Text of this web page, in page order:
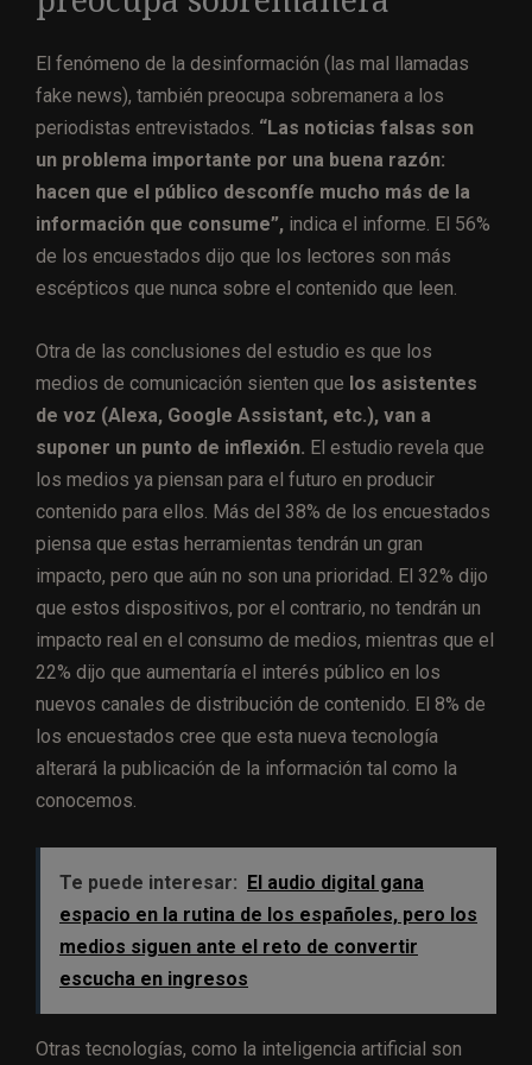
El fenómeno de la desinformación (las mal llamadas
fake news), también preocupa sobremanera a los
periodistas entrevistados. “Las noticias falsas son
un problema importante por una buena razón:
hacen que el público desconfíe mucho más de la
información que consume”, indica el informe. El 56%
de los encuestados dijo que los lectores son más
escépticos que nunca sobre el contenido que leen.
Otra de las conclusiones del estudio es que los
medios de comunicación sienten que los asistentes
de voz (Alexa, Google Assistant, etc.), van a
suponer un punto de inflexión. El estudio revela que
los medios ya piensan para el futuro en producir
contenido para ellos. Más del 38% de los encuestados
piensa que estas herramientas tendrán un gran
impacto, pero que aún no son una prioridad. El 32% dijo
que estos dispositivos, por el contrario, no tendrán un
impacto real en el consumo de medios, mientras que el
22% dijo que aumentaría el interés público en los
nuevos canales de distribución de contenido. El 8% de
los encuestados cree que esta nueva tecnología
alterará la publicación de la información tal como la
conocemos.
Te puede interesar: El audio digital gana
espacio en la rutina de los españoles, pero los
medios siguen ante el reto de convertir
escucha en ingresos
Otras tecnologías, como la inteligencia artificial son